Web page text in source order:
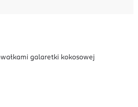
galaretki kokosowej